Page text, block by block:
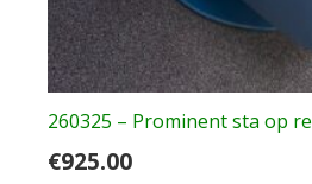
260325 – Prominent sta op
€925.00